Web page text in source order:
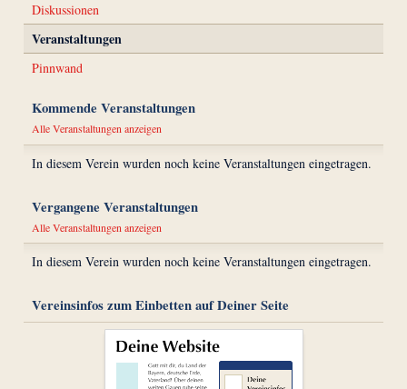
Diskussionen
Veranstaltungen
Pinnwand
Kommende Veranstaltungen
Alle Veranstaltungen anzeigen
In diesem Verein wurden noch keine Veranstaltungen eingetragen.
Vergangene Veranstaltungen
Alle Veranstaltungen anzeigen
In diesem Verein wurden noch keine Veranstaltungen eingetragen.
Vereinsinfos zum Einbetten auf Deiner Seite